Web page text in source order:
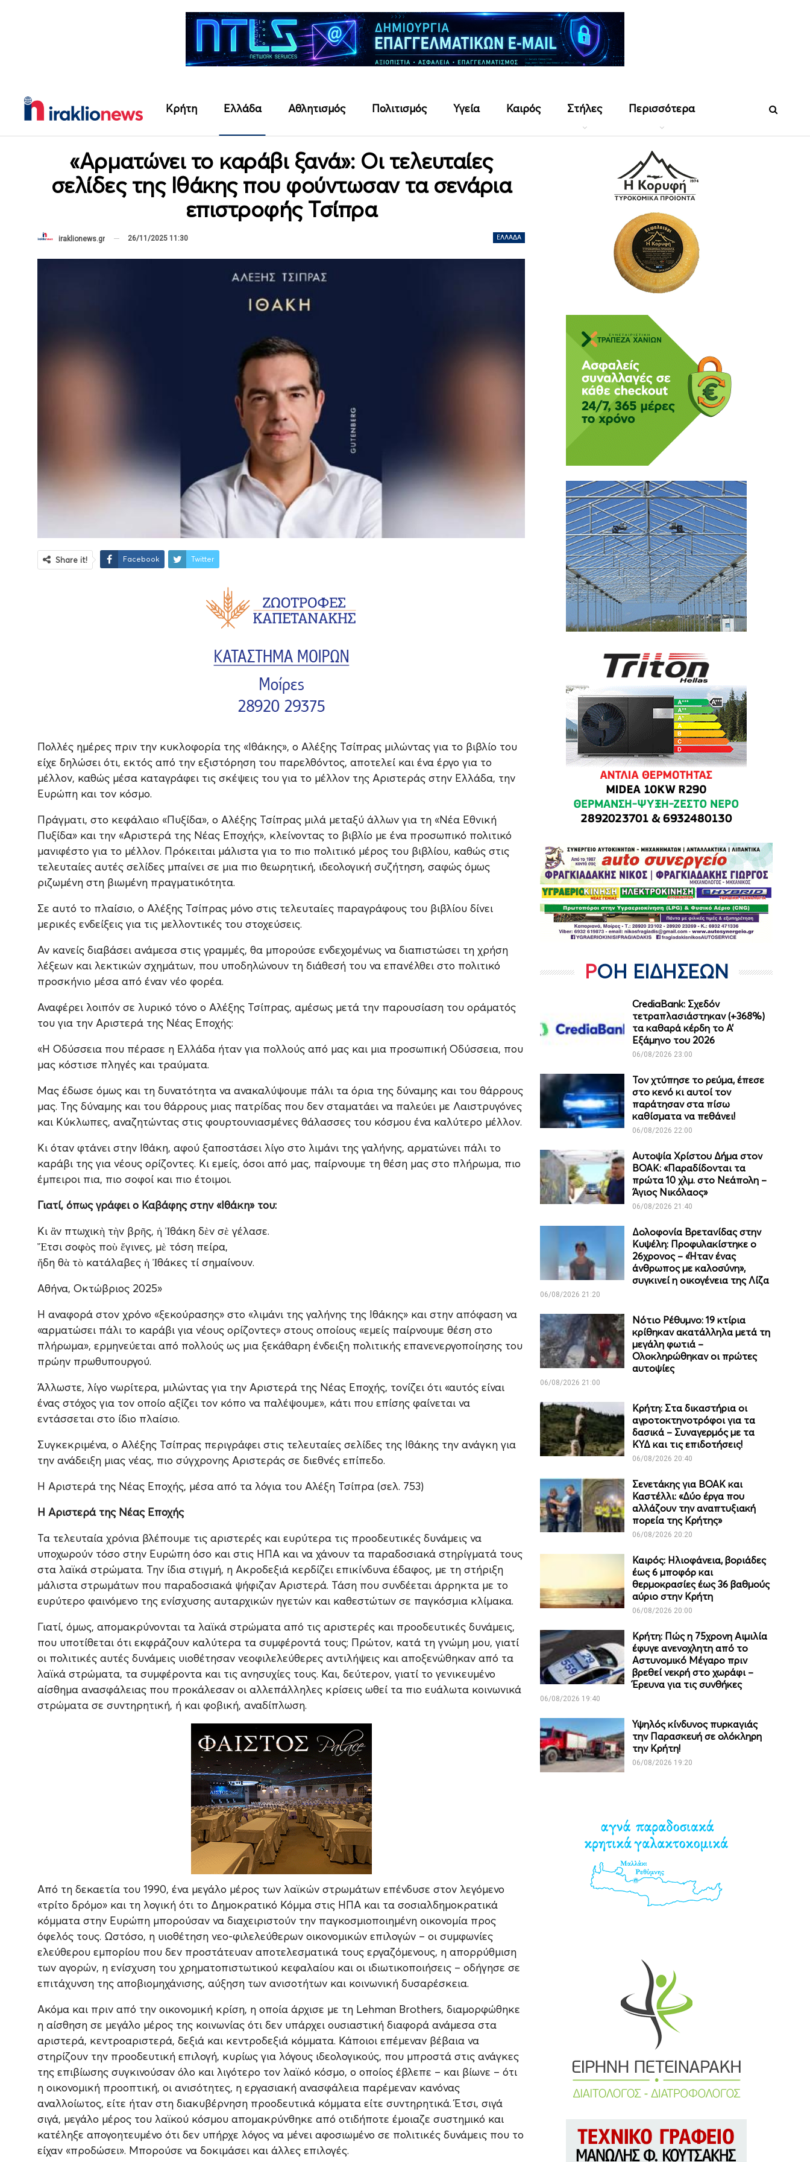
Κρήτη Ελλάδα Αθλητισμός Πολιτισμός Υγεία Καιρός Στήλες Περισσότερα
«Αρματώνει το καράβι ξανά»: Οι τελευταίες
σελίδες της Ιθάκης που φούντωσαν τα σενάρια
επιστροφής Τσίπρα
ΕΛΛΆΔΑ
iraklionews.gr 26/11/2025 11:30
Share it! Facebook Twitter
Πολλές ημέρες πριν την κυκλοφορία της «Ιθάκης», ο Αλέξης Τσίπρας μιλώντας για το βιβλίο του
είχε δηλώσει ότι, εκτός από την εξιστόρηση του παρελθόντος, αποτελεί και ένα έργο για το
μέλλον, καθώς μέσα καταγράφει τις σκέψεις του για το μέλλον της Αριστεράς στην Ελλάδα, την
Ευρώπη και τον κόσμο.
Πράγματι, στο κεφάλαιο «Πυξίδα», ο Αλέξης Τσίπρας μιλά μεταξύ άλλων για τη «Νέα Εθνική
Πυξίδα» και την «Αριστερά της Νέας Εποχής», κλείνοντας το βιβλίο με ένα προσωπικό πολιτικό
μανιφέστο για το μέλλον. Πρόκειται μάλιστα για το πιο πολιτικό μέρος του βιβλίου, καθώς στις
τελευταίες αυτές σελίδες μπαίνει σε μια πιο θεωρητική, ιδεολογική συζήτηση, σαφώς όμως
ριζωμένη στη βιωμένη πραγματικότητα.
Σε αυτό το πλαίσιο, ο Αλέξης Τσίπρας μόνο στις τελευταίες παραγράφους του βιβλίου δίνει
μερικές ενδείξεις για τις μελλοντικές του στοχεύσεις.
Αν κανείς διαβάσει ανάμεσα στις γραμμές, θα μπορούσε ενδεχομένως να διαπιστώσει τη χρήση
λέξεων και λεκτικών σχημάτων, που υποδηλώνουν τη διάθεσή του να επανέλθει στο πολιτικό
προσκήνιο μέσα από έναν νέο φορέα.
Αναφέρει λοιπόν σε λυρικό τόνο ο Αλέξης Τσίπρας, αμέσως μετά την παρουσίαση του οράματός
του για την Αριστερά της Νέας Εποχής:
«Η Οδύσσεια που πέρασε η Ελλάδα ήταν για πολλούς από μας και μια προσωπική Οδύσσεια, που
μας κόστισε πληγές και τραύματα.
Μας έδωσε όμως και τη δυνατότητα να ανακαλύψουμε πάλι τα όρια της δύναμης και του θάρρους
μας. Της δύναμης και του θάρρους μιας πατρίδας που δεν σταματάει να παλεύει με Λαιστρυγόνες
και Κύκλωπες, αναζητώντας στις φουρτουνιασμένες θάλασσες του κόσμου ένα καλύτερο μέλλον.
Κι όταν φτάνει στην Ιθάκη, αφού ξαποστάσει λίγο στο λιμάνι της γαλήνης, αρματώνει πάλι το
καράβι της για νέους ορίζοντες. Κι εμείς, όσοι από μας, παίρνουμε τη θέση μας στο πλήρωμα, πιο
έμπειροι πια, πιο σοφοί και πιο έτοιμοι.
Γιατί, όπως γράφει ο Καβάφης στην «Ιθάκη» του:
Κι ἂν πτωχικὴ τὴν βρῆς, ἡ Ἰθάκη δὲν σὲ γέλασε.
Ἔτσι σοφὸς ποὺ ἔγινες, μὲ τόση πείρα,
ἤδη θὰ τὸ κατάλαβες ἡ Ἰθάκες τί σημαίνουν.
Αθήνα, Οκτώβριος 2025»
Η αναφορά στον χρόνο «ξεκούρασης» στο «λιμάνι της γαλήνης της Ιθάκης» και στην απόφαση να
«αρματώσει πάλι το καράβι για νέους ορίζοντες» στους οποίους «εμείς παίρνουμε θέση στο
πλήρωμα», ερμηνεύεται από πολλούς ως μια ξεκάθαρη ένδειξη πολιτικής επανενεργοποίησης του
πρώην πρωθυπουργού.
Άλλωστε, λίγο νωρίτερα, μιλώντας για την Αριστερά της Νέας Εποχής, τονίζει ότι «αυτός είναι
ένας στόχος για τον οποίο αξίζει τον κόπο να παλέψουμε», κάτι που επίσης φαίνεται να
εντάσσεται στο ίδιο πλαίσιο.
Συγκεκριμένα, ο Αλέξης Τσίπρας περιγράφει στις τελευταίες σελίδες της Ιθάκης την ανάγκη για
την ανάδειξη μιας νέας, πιο σύγχρονης Αριστεράς σε διεθνές επίπεδο.
Η Αριστερά της Νέας Εποχής, μέσα από τα λόγια του Αλέξη Τσίπρα (σελ. 753)
Η Αριστερά της Νέας Εποχής
Τα τελευταία χρόνια βλέπουμε τις αριστερές και ευρύτερα τις προοδευτικές δυνάμεις να
υποχωρούν τόσο στην Ευρώπη όσο και στις ΗΠΑ και να χάνουν τα παραδοσιακά στηρίγματά τους
στα λαϊκά στρώματα. Την ίδια στιγμή, η Ακροδεξιά κερδίζει επικίνδυνα έδαφος, με τη στήριξη
μάλιστα στρωμάτων που παραδοσιακά ψήφιζαν Αριστερά. Τάση που συνδέεται άρρηκτα με το
ευρύτερο φαινόμενο της ενίσχυσης αυταρχικών ηγετών και καθεστώτων σε παγκόσμια κλίμακα.
Γιατί, όμως, απομακρύνονται τα λαϊκά στρώματα από τις αριστερές και προοδευτικές δυνάμεις,
που υποτίθεται ότι εκφράζουν καλύτερα τα συμφέροντά τους; Πρώτον, κατά τη γνώμη μου, γιατί
οι πολιτικές αυτές δυνάμεις υιοθέτησαν νεοφιλελεύθερες αντιλήψεις και αποξενώθηκαν από τα
λαϊκά στρώματα, τα συμφέροντα και τις ανησυχίες τους. Και, δεύτερον, γιατί το γενικευμένο
αίσθημα ανασφάλειας που προκάλεσαν οι αλλεπάλληλες κρίσεις ωθεί τα πιο ευάλωτα κοινωνικά
στρώματα σε συντηρητική, ή και φοβική, αναδίπλωση.
Από τη δεκαετία του 1990, ένα μεγάλο μέρος των λαϊκών στρωμάτων επένδυσε στον λεγόμενο
«τρίτο δρόμο» και τη λογική ότι το Δημοκρατικό Κόμμα στις ΗΠΑ και τα σοσιαλδημοκρατικά
κόμματα στην Ευρώπη μπορούσαν να διαχειριστούν την παγκοσμιοποιημένη οικονομία προς
όφελός τους. Ωστόσο, η υιοθέτηση νεο-φιλελεύθερων οικονομικών επιλογών – οι συμφωνίες
ελεύθερου εμπορίου που δεν προστάτευαν αποτελεσματικά τους εργαζόμενους, η απορρύθμιση
των αγορών, η ενίσχυση του χρηματοπιστωτικού κεφαλαίου και οι ιδιωτικοποιήσεις – οδήγησε σε
επιτάχυνση της αποβιομηχάνισης, αύξηση των ανισοτήτων και κοινωνική δυσαρέσκεια.
Ακόμα και πριν από την οικονομική κρίση, η οποία άρχισε με τη Lehman Brothers, διαμορφώθηκε
η αίσθηση σε μεγάλο μέρος της κοινωνίας ότι δεν υπάρχει ουσιαστική διαφορά ανάμεσα στα
αριστερά, κεντροαριστερά, δεξιά και κεντροδεξιά κόμματα. Κάποιοι επέμεναν βέβαια να
στηρίζουν την προοδευτική επιλογή, κυρίως για λόγους ιδεολογικούς, που μπροστά στις ανάγκες
της επιβίωσης συγκινούσαν όλο και λιγότερο τον λαϊκό κόσμο, ο οποίος έβλεπε – και βίωνε – ότι
η οικονομική προοπτική, οι ανισότητες, η εργασιακή ανασφάλεια παρέμεναν κανόνας
αναλλοίωτος, είτε ήταν στη διακυβέρνηση προοδευτικά κόμματα είτε συντηρητικά. Έτσι, σιγά
σιγά, μεγάλο μέρος του λαϊκού κόσμου απομακρύνθηκε από οτιδήποτε έμοιαζε συστημικό και
κατέληξε απογοητευμένο ότι δεν υπήρχε λόγος να μένει αφοσιωμένο σε πολιτικές δυνάμεις που το
είχαν «προδώσει». Μπορούσε να δοκιμάσει και άλλες επιλογές.
ΡΟΗ ΕΙΔΗΣΕΩΝ
CrediaBank: Σχεδόν
τετραπλασιάστηκαν (+368%)
τα καθαρά κέρδη το Α’
Εξάμηνο του 2026
06/08/2026 23:00
Τον χτύπησε το ρεύμα, έπεσε
στο κενό κι αυτοί τον
παράτησαν στα πίσω
καθίσματα να πεθάνει!
06/08/2026 22:00
Αυτοψία Χρίστου Δήμα στον
ΒΟΑΚ: «Παραδίδονται τα
πρώτα 10 χλμ. στο Νεάπολη –
Άγιος Νικόλαος»
06/08/2026 21:40
Δολοφονία Βρετανίδας στην
Κυψέλη: Προφυλακίστηκε ο
26χρονος – «Ήταν ένας
άνθρωπος με καλοσύνη»,
συγκινεί η οικογένεια της Λίζα
06/08/2026 21:20
Νότιο Ρέθυμνο: 19 κτίρια
κρίθηκαν ακατάλληλα μετά τη
μεγάλη φωτιά –
Ολοκληρώθηκαν οι πρώτες
αυτοψίες
06/08/2026 21:00
Κρήτη: Στα δικαστήρια οι
αγροτοκτηνοτρόφοι για τα
δασικά – Συναγερμός με τα
ΚΥΔ και τις επιδοτήσεις!
06/08/2026 20:40
Σενετάκης για ΒΟΑΚ και
Καστέλλι: «Δύο έργα που
αλλάζουν την αναπτυξιακή
πορεία της Κρήτης»
06/08/2026 20:20
Καιρός: Ηλιοφάνεια, βοριάδες
έως 6 μποφόρ και
θερμοκρασίες έως 36 βαθμούς
αύριο στην Κρήτη
06/08/2026 20:00
Κρήτη: Πώς η 75χρονη Αιμιλία
έφυγε ανενοχλητη από το
Αστυνομικό Μέγαρο πριν
βρεθεί νεκρή στο χωράφι –
Έρευνα για τις συνθήκες
06/08/2026 19:40
Υψηλός κίνδυνος πυρκαγιάς
την Παρασκευή σε ολόκληρη
την Κρήτη!
06/08/2026 19:20